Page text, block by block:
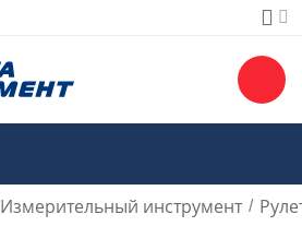
Измерительный инструмент /